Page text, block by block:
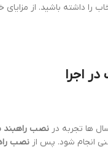
داشته باشید. از مزایای
ها تجربه در نصب راهبند
انجام شود. پس از نصب